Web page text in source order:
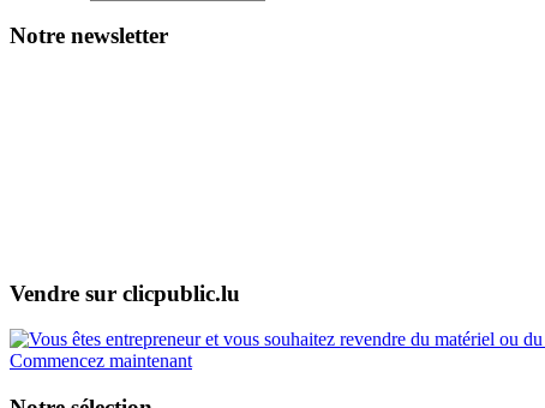
Notre newsletter
Vendre sur clicpublic.lu
Commencez maintenant